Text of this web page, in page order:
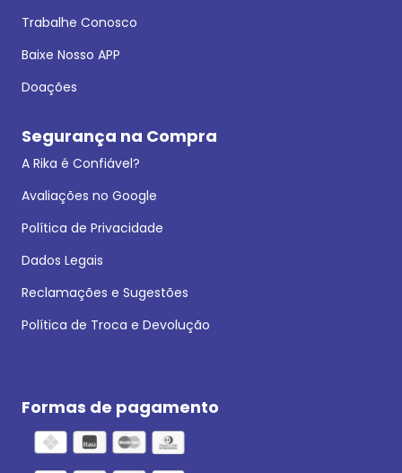
Trabalhe Conosco
Baixe Nosso APP
Doações
Segurança na Compra
A Rika é Confiável?
Avaliações no Google
Política de Privacidade
Dados Legais
Reclamações e Sugestões
Política de Troca e Devolução
Formas de pagamento